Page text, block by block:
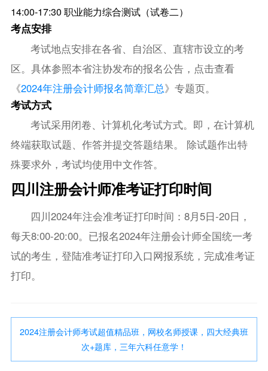
14:00-17:30 职业能力综合测试（试卷二）
考点安排
考试地点安排在各省、自治区、直辖市设立的考
区。具体参照本省注协发布的报名公告，点击查看
《2024年注册会计师报名简章汇总》专题页。
考试方式
考试采用闭卷、计算机化考试方式。即，在计算机
终端获取试题、作答并提交答题结果。 除试题作出特
殊要求外，考试均使用中文作答。
四川注册会计师准考证打印时间
四川2024年注会准考证打印时间：8月5日-20日，
每天8:00-20:00。已报名2024年注册会计师全国统一考
试的考生，登陆准考证打印入口网报系统，完成准考证
打印。
2024注册会计师考试超值精品班，网校名师授课，四大经典班
次+题库，三年六科任意学！